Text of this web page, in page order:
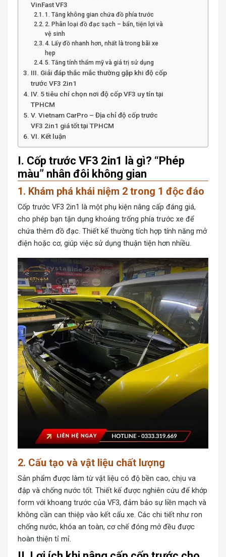
VinFast VF3
1. Tăng không gian chứa đồ phía trước
2. Phân loại đồ đạc sạch – bẩn, tiện lợi và
vệ sinh
4. Lấy đồ nhanh hơn, nhất là trong bãi xe
hẹp
5. Tăng tính thẩm mỹ và giá trị sử dụng
III. Giải đáp thắc mắc thường gặp khi độ cốp
trước VF3 2in1
IV. 5 tiêu chí chọn nơi độ cốp VF3 uy tín tại
TPHCM
V. Vietnam CarPro – Địa chỉ độ cốp trước
VF3 2in1 giá tốt tại TPHCM
VI. Kết luận
I. Cốp trước VF3 2in1 là gì? “Phép
màu” nhân đôi không gian
1. Khám phá khái niệm 2 trong 1 độc đáo
Cốp trước VF3 2in1 là một phụ kiện nâng cấp đáng giá,
cho phép bạn tận dụng khoảng trống phía trước xe để
chứa thêm đồ đạc. Thiết kế thường tích hợp tính năng mở
điện hoặc cơ, giúp việc sử dụng thuận tiện hơn nhiều.
2. Cấu tạo và vật liệu chất lượng
Sản phẩm được làm từ vật liệu có độ bền cao, chịu va
đập và chống nước tốt. Thiết kế được nghiên cứu để khớp
form với khoang trước của VF3, đảm bảo sự liền mạch và
không cần can thiệp vào kết cấu xe. Các chi tiết như ron
chống nước, khóa an toàn, cơ chế đóng mở đều được
hoàn thiện tỉ mỉ.